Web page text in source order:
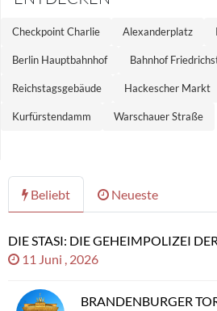
Checkpoint Charlie Alexanderplatz
Berlin Hauptbahnhof Bahnhof
Reichstagsgebäude Hackescher Markt
Kurfürstendamm Warschauer Straße
Beliebt Neueste
DIE STASI: DIE GEHEIMPOLIZEI
11 Juni , 2026
BRANDENBURGER